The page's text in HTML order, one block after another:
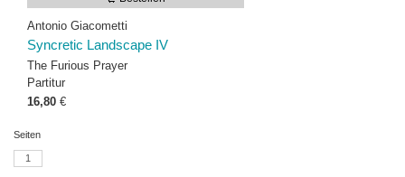
Antonio Giacometti
Syncretic Landscape IV
The Furious Prayer
Partitur
16,80 €
Seiten
1